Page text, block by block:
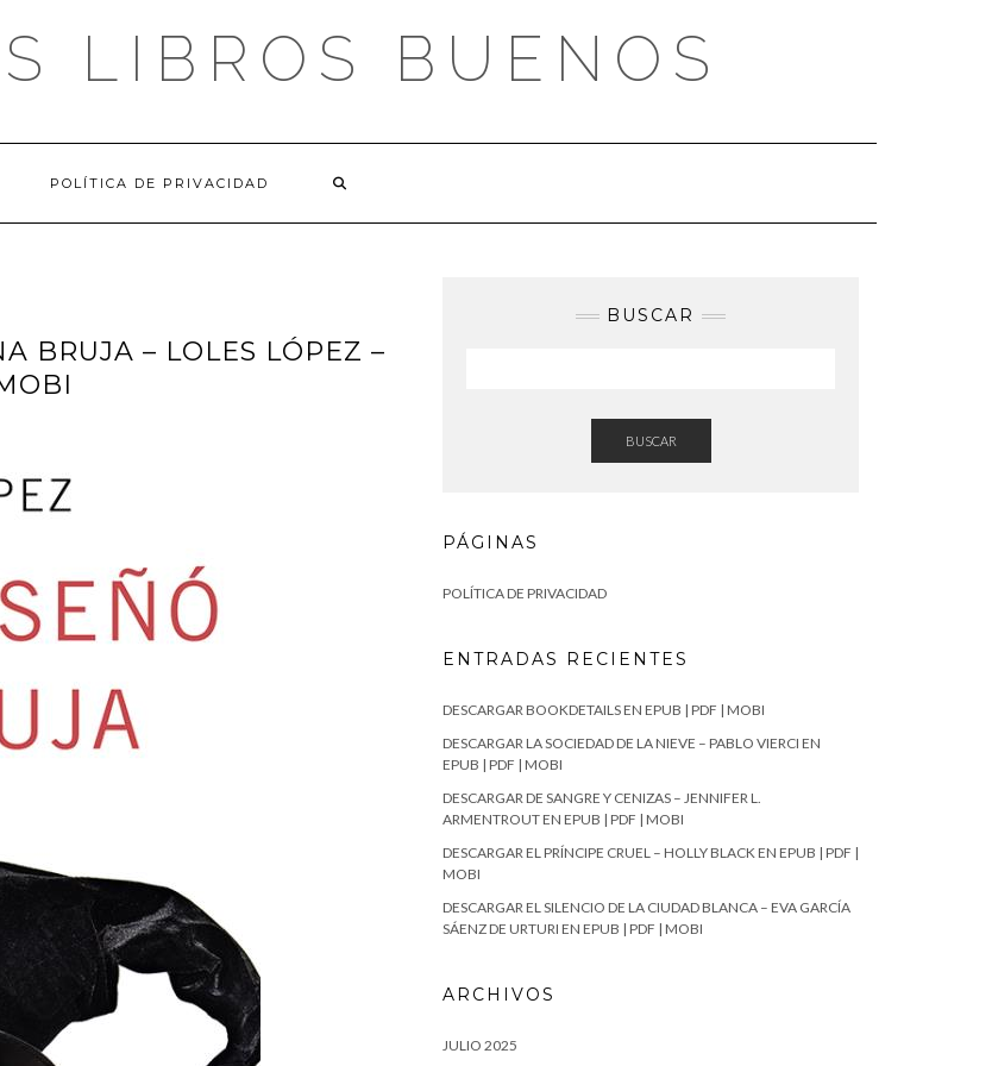
LIBROS BUENOS
POLÍTICA DE PRIVACIDAD
BRUJA – LOLES LÓPEZ –
BUSCAR
BUSCAR
PÁGINAS
POLÍTICA DE PRIVACIDAD
ENTRADAS RECIENTES
DESCARGAR BOOKDETAILS EN EPUB | PDF | MOBI
DESCARGAR LA SOCIEDAD DE LA NIEVE – PABLO VIERCI EN
EPUB | PDF | MOBI
DESCARGAR DE SANGRE Y CENIZAS – JENNIFER L.
ARMENTROUT EN EPUB | PDF | MOBI
DESCARGAR EL PRÍNCIPE CRUEL – HOLLY BLACK EN EPUB | PDF |
MOBI
DESCARGAR EL SILENCIO DE LA CIUDAD BLANCA – EVA GARCÍA
SÁENZ DE URTURI EN EPUB | PDF | MOBI
ARCHIVOS
JULIO 2025